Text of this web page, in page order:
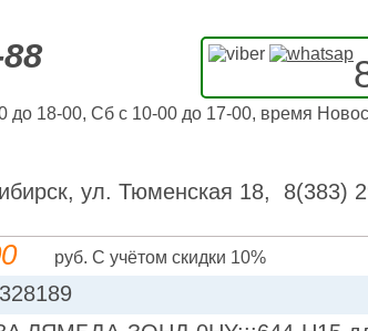
до 18-00, Сб с 10-00 до 17-00, время
ул. Тюменская 18, 8(383)
руб. С учётом скидки 10%